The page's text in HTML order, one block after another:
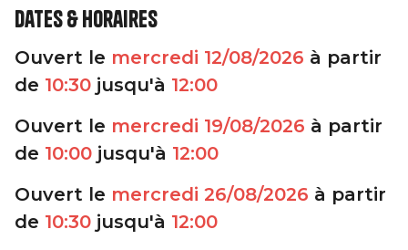
Dates & horaires
Ouvert le mercredi 12/08/2026 à partir
de 10:30 jusqu'à 12:00
Ouvert le mercredi 19/08/2026 à partir
de 10:00 jusqu'à 12:00
Ouvert le mercredi 26/08/2026 à partir
de 10:30 jusqu'à 12:00